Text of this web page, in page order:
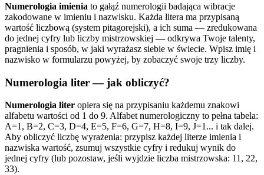
Numerologia imienia to gałąź numerologii badająca wibracje
zakodowane w imieniu i nazwisku. Każda litera ma przypisaną
wartość liczbową (system pitagorejski), a ich suma — zredukowana
do jednej cyfry lub liczby mistrzowskiej — odkrywa Twoje talenty,
pragnienia i sposób, w jaki wyrażasz siebie w świecie. Wpisz imię i
nazwisko w formularzu powyżej, by zobaczyć swoje trzy liczby.
Numerologia liter — jak obliczyć?
Numerologia liter opiera się na przypisaniu każdemu znakowi
alfabetu wartości od 1 do 9. Alfabet numerologiczny to pełna tabela:
A=1, B=2, C=3, D=4, E=5, F=6, G=7, H=8, I=9, J=1... i tak dalej.
Aby obliczyć liczbę wyrażenia: przypisz każdej literze imienia i
nazwiska wartość, zsumuj wszystkie cyfry i redukuj wynik do
jednej cyfry (lub pozostaw, jeśli wyjdzie liczba mistrzowska: 11, 22,
33).